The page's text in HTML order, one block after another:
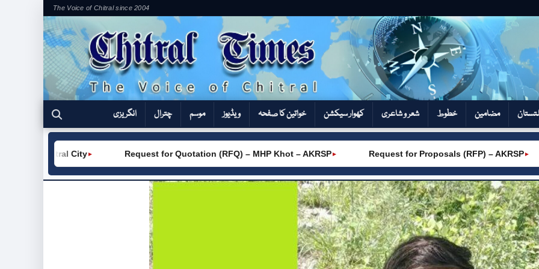
The Voice of Chitral since 2004
مضامین خطوط شعر و شاعری کھوار سیکشن‎ خواتین کا صفحہ ویڈیوز موسم چترال انگریزی
►
Request for Quotation (RFQ) – MHP Khot – AKRSP
►
(W) Chitral City ►
Request for Proposals (RFP) – AKRSP